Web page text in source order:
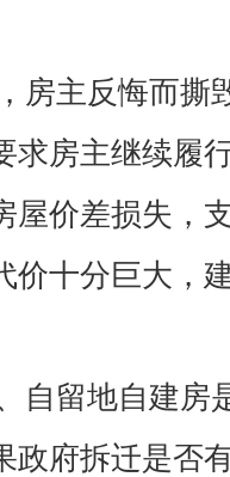
房主反悔而撕
求房主继续履
屋价差损失，
价十分巨大，
自留地自建房
政府拆迁是否